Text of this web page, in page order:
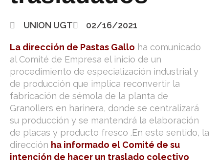
UNION UGT 02/16/2021
La dirección de Pastas Gallo ha comunicado
al Comité de Empresa el inicio de un
procedimiento de especialización industrial y
de producción que implica reconvertir la
fabricación de sémola de la planta de
Granollers en harinera, donde se centralizará
su producción y se mantendrá la elaboración
de placas y producto fresco .En este sentido, la
dirección ha informado el Comité de su
intención de hacer un traslado colectivo